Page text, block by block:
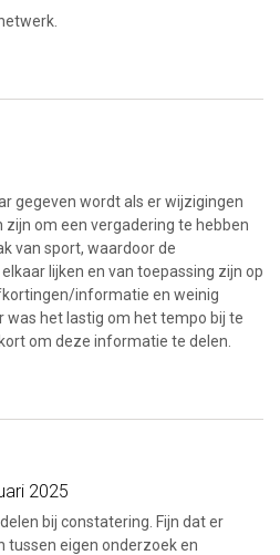
gegeven wordt als er wijzigingen
zijn om een vergadering te hebben
van sport, waardoor de
lijken en van toepassing zijn op
informatie en weinig
was het lastig om het tempo bij te
om deze informatie te delen.
2025
bij constatering. Fijn dat er
tussen eigen onderzoek en